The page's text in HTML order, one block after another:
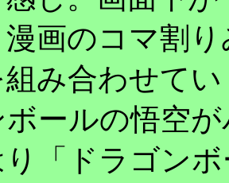
画のコマ割
み合わせて
ボールの悟空
「ドラゴン